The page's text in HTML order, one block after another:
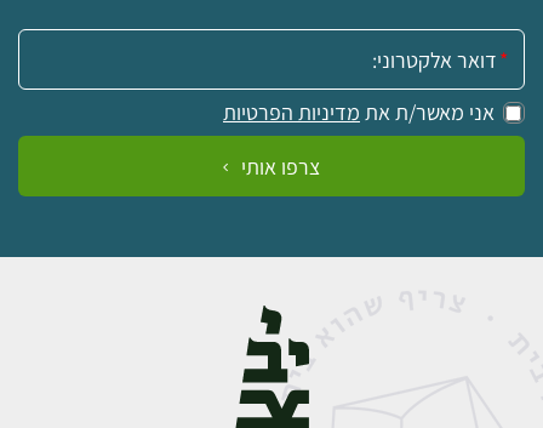
אימייל:
אני מאשר/ת את מדיניות הפרטיות
צרפו אותי